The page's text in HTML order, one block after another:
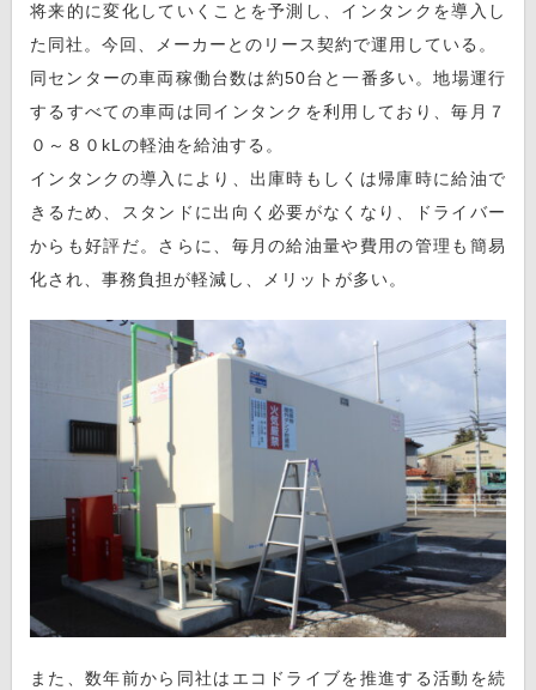
将来的に変化していくことを予測し、インタンクを導入し
た同社。今回、メーカーとのリース契約で運用している。
同センターの車両稼働台数は約50台と一番多い。地場運行
するすべての車両は同インタンクを利用しており、毎月７
０～８０kLの軽油を給油する。
インタンクの導入により、出庫時もしくは帰庫時に給油で
きるため、スタンドに出向く必要がなくなり、ドライバー
からも好評だ。さらに、毎月の給油量や費用の管理も簡易
化され、事務負担が軽減し、メリットが多い。
また、数年前から同社はエコドライブを推進する活動を続